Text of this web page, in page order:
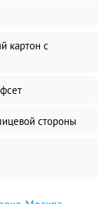
картон с
стороны